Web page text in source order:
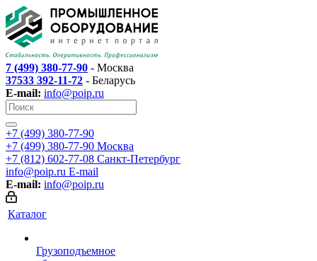
7 (499) 380-77-90 - Москва
37533 392-11-72 - Беларусь
E-mail: info@poip.ru
+7 (499) 380-77-90
+7 (499) 380-77-90 Москва
+7 (812) 602-77-08 Санкт-Петербург
info@poip.ru E-mail
E-mail: info@poip.ru
Каталог
Грузоподъемное